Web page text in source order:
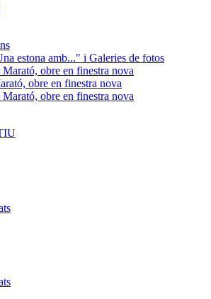
estona amb..." i Galeries de fotos
obre en finestra nova
obre en finestra nova
obre en finestra nova